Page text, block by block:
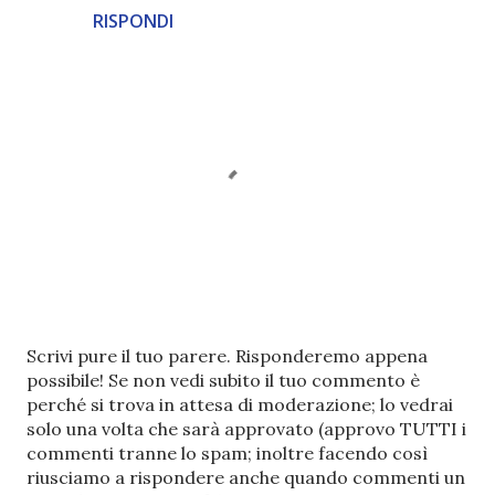
RISPONDI
P
o
s
t
a
u
Scrivi pure il tuo parere. Risponderemo appena
possibile! Se non vedi subito il tuo commento è
perché si trova in attesa di moderazione; lo vedrai
solo una volta che sarà approvato (approvo TUTTI i
commenti tranne lo spam; inoltre facendo così
riusciamo a rispondere anche quando commenti un